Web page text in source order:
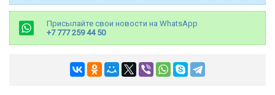
Присылайте свои новости на WhatsApp
+7 777 259 44 50